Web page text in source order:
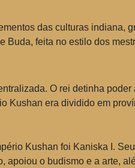
das culturas indiana,
Buda, feita no estilo dos
O rei detinha
Kushan era dividido em
Kushan foi Kaniska I.
apoiou o budismo e a arte,